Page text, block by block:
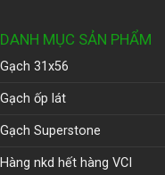
DANH MỤC SẢN PHẨM
Gạch 31x56
Gạch ốp lát
Gạch Superstone
Hàng nkd hết hàng VCI